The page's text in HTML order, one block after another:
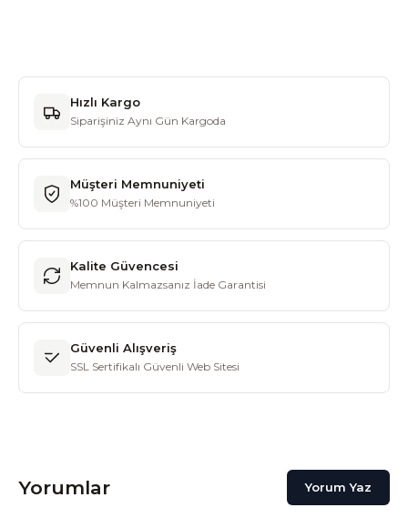
Hızlı Kargo
Siparişiniz Aynı Gün Kargoda
Müşteri Memnuniyeti
%100 Müşteri Memnuniyeti
Kalite Güvencesi
Memnun Kalmazsanız İade Garantisi
Güvenli Alışveriş
SSL Sertifikalı Güvenli Web Sitesi
Yorumlar Yorum Yaz